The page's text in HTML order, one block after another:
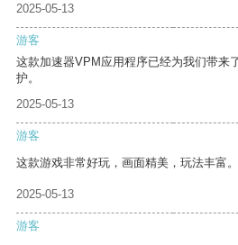
2025-05-13
游客
这款加速器VPM应用程序已经为我们带来
护。
2025-05-13
游客
这款游戏非常好玩，画面精美，玩法丰富。
2025-05-13
游客